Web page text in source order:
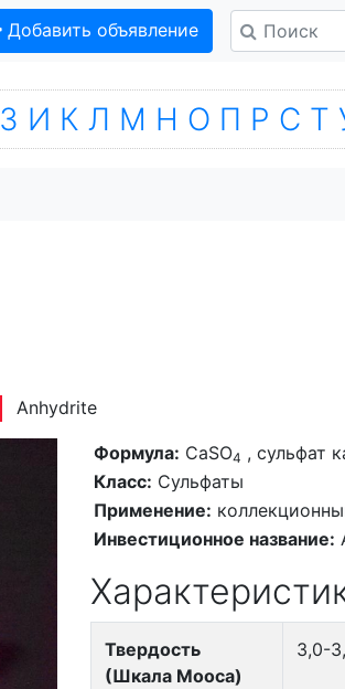
Добавить объявление
Anhydrite
Формула: CaSO4 , сульфат
Класс: Сульфаты
Применение:
Инвестиционное название:
Твердость
(Шкала Мооса)
3,0-
З И К Л М Н О П Р С Т